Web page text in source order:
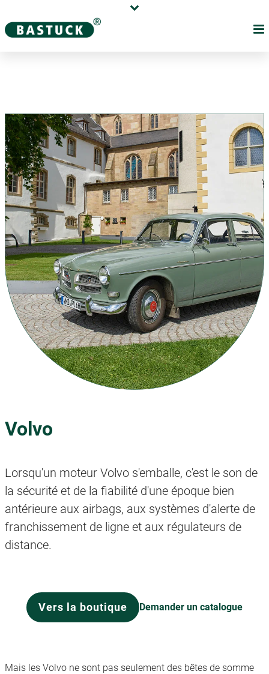
Volvo
Lorsqu'un moteur Volvo s'emballe, c'est le son de
la sécurité et de la fiabilité d'une époque bien
antérieure aux airbags, aux systèmes d'alerte de
franchissement de ligne et aux régulateurs de
distance.
Vers la boutique Demander un catalogue
Mais les Volvo ne sont pas seulement des bêtes de somme